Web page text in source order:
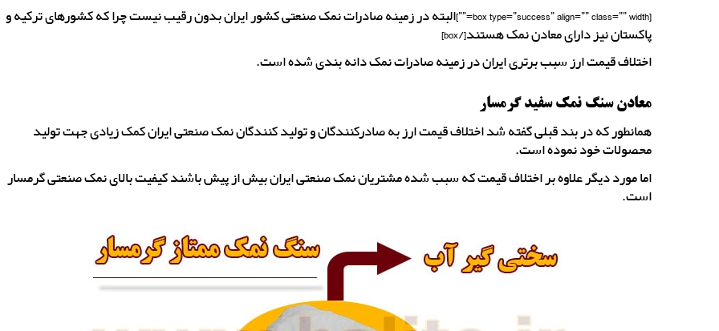
[box type=”success” align=”” class=”” width=””]البته در زمینه صادرات نمک صنعتی کشور ایران بدون رقیب نیست چرا که کشورهای ترکیه و
پاکستان نیز دارای معادن نمک هستند[/box]
اختلاف قیمت ارز سبب برتری ایران در زمینه صادرات نمک دانه بندی شده است.
معادن سنگ نمک سفید گرمسار
همانطور که در بند قبلی گفته شد اختلاف قیمت ارز به صادرکنندگان و تولید کنندگان نمک صنعتی ایران کمک زیادی جهت تولید
محصولات خود نموده است.
اما مورد دیگر علاوه بر اختلاف قیمت که سبب شده مشتریان نمک صنعتی ایران بیش از پیش باشند کیفیت بالای نمک صنعتی گرمسار
است.